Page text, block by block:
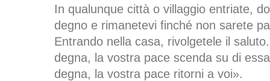
In qualunque città o villaggio entriate,
degno e rimanetevi finché non sarete
Entrando nella casa, rivolgetele il
degna, la vostra pace scenda su di
degna, la vostra pace ritorni a voi».